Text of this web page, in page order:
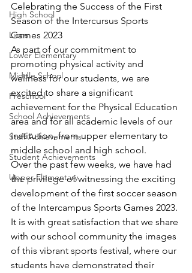
High School
Lions
Lower Elementary
Middle School
Preschool
School Achievements
Staff Achievements
Student Achievements
Upper Elementary
Celebrating the Success of the First
Season of the Intercursus Sports
Games 2023
As part of our commitment to
promoting physical activity and
wellness for our students, we are
excited to share a significant
achievement for the Physical Education
area and for all academic levels of our
institution, from upper elementary to
middle school and high school.
Over the past few weeks, we have had
the privilege of witnessing the exciting
development of the first soccer season
of the Intercampus Sports Games 2023.
It is with great satisfaction that we share
with our school community the images
of this vibrant sports festival, where our
students have demonstrated their